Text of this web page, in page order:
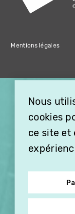
Mentions légales
Nous
cookies
ce site et